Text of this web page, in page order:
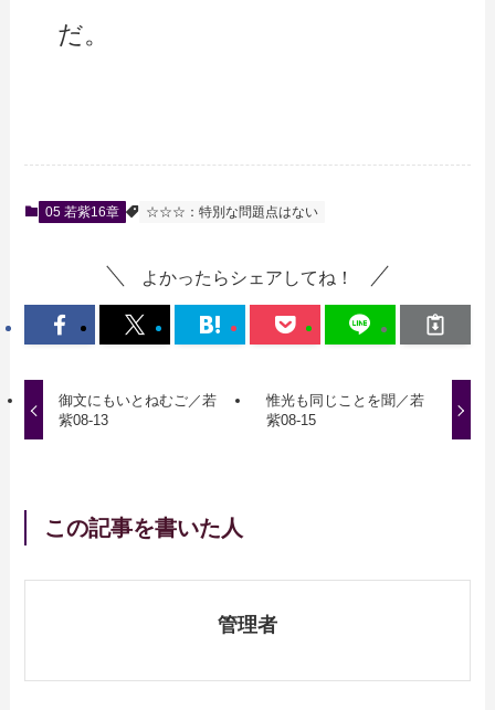
だ。
05 若紫16章 ☆☆☆：特別な問題点はない
よかったらシェアしてね！
御文にもいとねむご／若
紫08-13
惟光も同じことを聞／若
紫08-15
この記事を書いた人
管理者